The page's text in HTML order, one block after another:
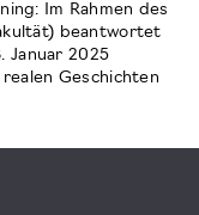
Im Rahmen des
beantwortet
Januar 2025
Geschichten